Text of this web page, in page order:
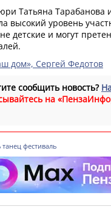
Татьяна Тарабанова
высокий уровень
детские и могут
дом», Сергей Федотов
сообщить новость?
на
танец фестиваль